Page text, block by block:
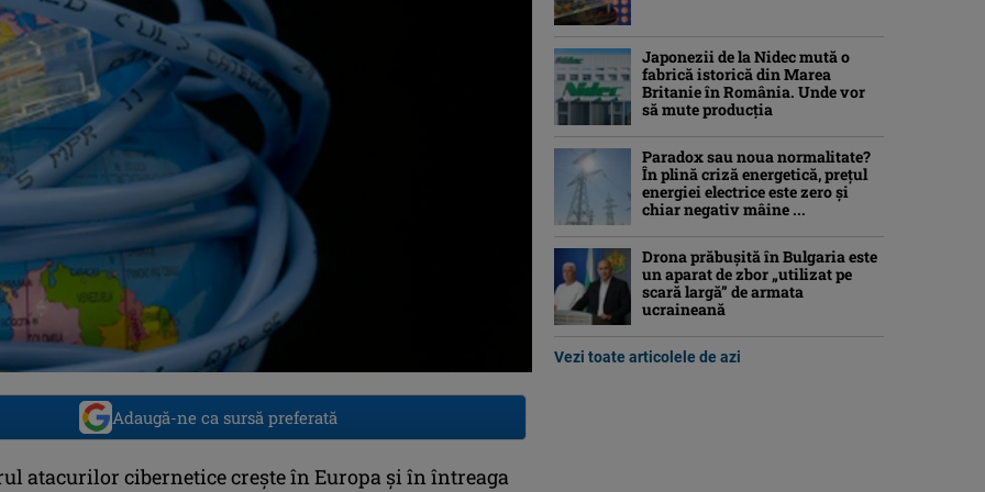
Adaugă-ne ca sursă preferată
atacurilor cibernetice creşte în Europa şi în întreaga
Japonezii de la Nidec mută o
fabrică istorică din Marea
Britanie în România. Unde vor
să mute producția
Paradox sau noua normalitate?
În plină criză energetică, prețul
energiei electrice este zero și
chiar negativ mâine ...
Drona prăbuşită în Bulgaria este
un aparat de zbor „utilizat pe
scară largă” de armata
ucraineană
Vezi toate articolele de azi